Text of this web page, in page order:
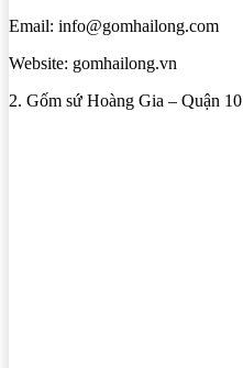
Email: info@gomhailong.com
Website: gomhailong.vn
2. Gốm sứ Hoàng Gia – Quận 10